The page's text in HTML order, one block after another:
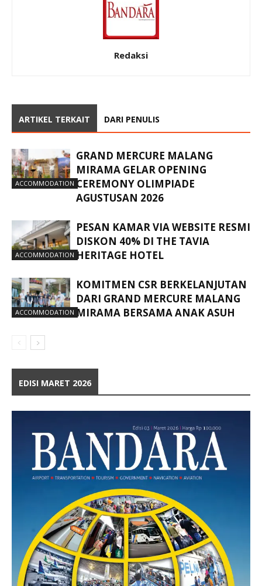
Redaksi
ARTIKEL TERKAIT DARI PENULIS
ACCOMMODATION
GRAND MERCURE MALANG
MIRAMA GELAR OPENING
CEREMONY OLIMPIADE
AGUSTUSAN 2026
ACCOMMODATION
PESAN KAMAR VIA WEBSITE RESMI
DISKON 40% DI THE TAVIA
HERITAGE HOTEL
ACCOMMODATION
KOMITMEN CSR BERKELANJUTAN
DARI GRAND MERCURE MALANG
MIRAMA BERSAMA ANAK ASUH
EDISI MARET 2026